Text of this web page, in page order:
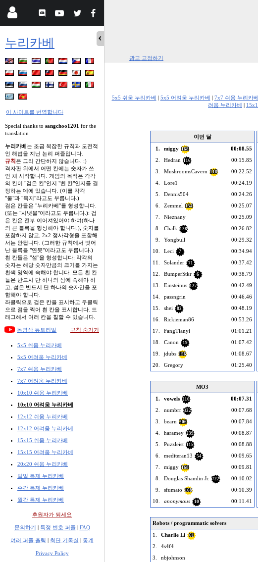
누리카베
이 사이트를 번역합니다
Special thanks to sangchoo1201 for the
translation
누리카베는 조금 복잡한 규칙과 도전적
인 해법을 지닌 논리 퍼즐입니다.
규칙은 그리 간단하지 않습니다. :)
격자판 위에서 어떤 칸에는 숫자가 쓰
인 채 시작합니다. 게임의 목적은 각각
의 칸이 "검은 칸"인지 "흰 칸"인지를 결
정하는 데에 있습니다. (이를 각각
"물"과 "육지"라고도 부릅니다.)
검은 칸들은 "누리카베"를 형성합니다.
(또는 "시냇물"이라고도 부릅니다.): 검
은 칸은 전부 이어져있어야 하며(하나
의 큰 블록을 형성해야 합니다.), 숫자를
포함하지 않고, 2x2 정사각형을 포함해
서는 안됩니다. (그러한 규칙에서 벗어
난 블록을 "연못"이라고도 부릅니다.)
흰 칸들은 "섬"을 형성합니다: 각각의
숫자는 해당 숫자만큼의 크기를 가지는
흰색 영역에 속해야 합니다. 모든 흰 칸
들은 반드시 단 하나의 섬에 속해야 하
고, 섬은 반드시 단 하나의 숫자만을 포
함해야 합니다.
좌클릭으로 검은 칸을 표시하고 우클릭
으로 점을 찍어 흰 칸을 표시합니다. 드
래그해서 여러 칸을 칠할 수 있습니다.
동영상 튜토리얼 규칙 숨기기
5x5 쉬움 누리카베
5x5 어려움 누리카베
7x7 쉬움 누리카베
7x7 어려움 누리카베
10x10 쉬움 누리카베
10x10 어려움 누리카베
12x12 쉬움 누리카베
12x12 어려움 누리카베
15x15 쉬움 누리카베
15x15 어려움 누리카베
20x20 쉬움 누리카베
일일 특제 누리카베
주간 특제 누리카베
월간 특제 누리카베
후원자가 되세요
문의하기 | 특정 번호 퍼즐| FAQ
여러 퍼즐 출력 | 최단 기록실 | 통계
Privacy Policy
광고 고정하기
5x5 쉬움 누리카베 | 5x5 어려움 누리카베 | 7x7 쉬움 누리카베
려움 누리카베 |
이번 달
1.
miggy 168
00:08.55
2.
Hedran 116
00:15.85
3.
MushroomsCavern 118
00:22.52
4.
Lore1
00:24.19
5.
Dennis504
00:24.26
6.
Zemmel 154
00:25.07
7.
Nieznany
00:25.09
8.
Chalk 128
00:26.82
9.
Yongbull
00:29.32
10.
Leci 7
00:34.94
11.
Solander 71
00:37.42
12.
BumperStkr 6
00:38.79
13.
Einsteinus 127
00:42.49
14.
passngrin
00:46.46
15.
shei 82
00:48.19
16.
Rickieman86
00:53.26
17.
FangTianyi
01:01.21
18.
Canon 19
01:07.42
19.
jdubs 156
01:08.67
20.
Gregory 01:25.40
MO3
1.
vowels 216
00:07.31
2.
numbrr 322
00:07.68
3.
bearn 206
00:07.84
4.
haramey 239
00:08.87
5.
Puzzleist 115
00:08.88
6.
mediteran13 54
00:09.65
7.
miggy 168
00:09.81
8.
Douglas Shamlin Jr. 722
00:10.02
9.
sfumato 168
00:10.39
10.
anonymous 10 00:11.41
Robots / programmatic solvers
1.
Charlie Li 61
2.
4s4f4
3.
nbjohnson